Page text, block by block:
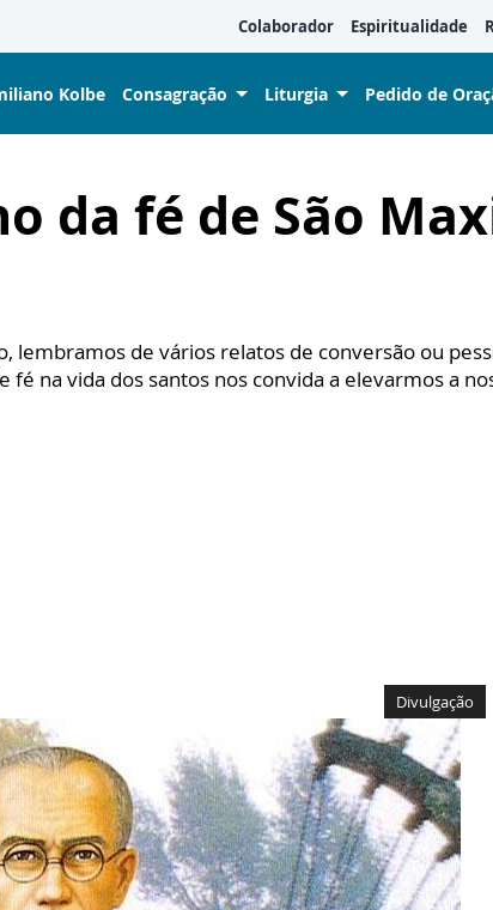
Colaborador Espiritualidade
Kolbe Consagração Liturgia Pedido de
da fé de São
lembramos de vários relatos de conversão ou
na vida dos santos nos convida a elevarmos a
Divulgação